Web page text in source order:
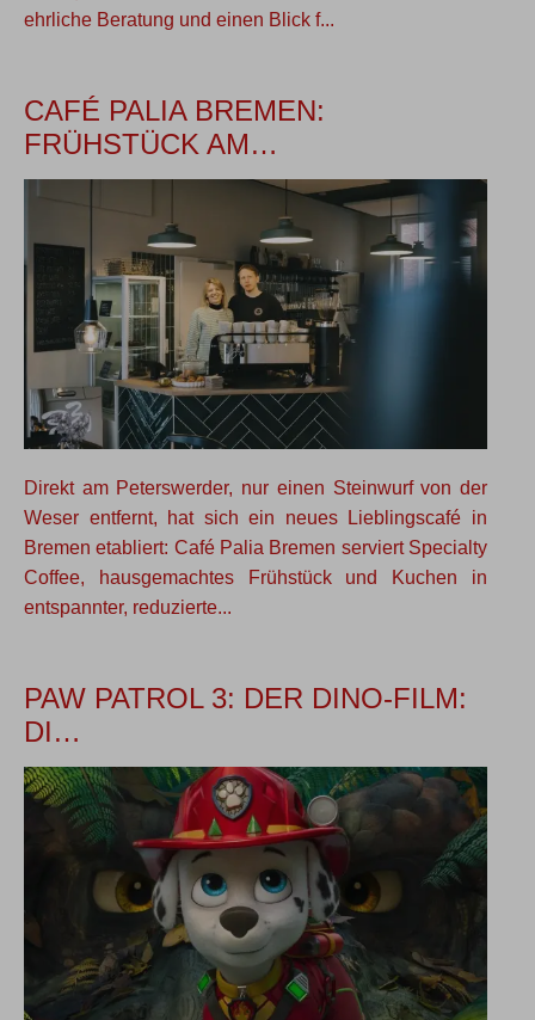
ehrliche Beratung und einen Blick f...
CAFÉ PALIA BREMEN:
FRÜHSTÜCK AM…
Direkt am Peterswerder, nur einen Steinwurf von der
Weser entfernt, hat sich ein neues Lieblingscafé in
Bremen etabliert: Café Palia Bremen serviert Specialty
Coffee, hausgemachtes Frühstück und Kuchen in
entspannter, reduzierte...
PAW PATROL 3: DER DINO-FILM:
DI…